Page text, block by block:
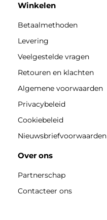
Winkelen
Betaalmethoden
Levering
Veelgestelde vragen
Retouren en klachten
Algemene voorwaarden
Privacybeleid
Cookiebeleid
Nieuwsbriefvoorwaarden
Over ons
Partnerschap
Contacteer ons